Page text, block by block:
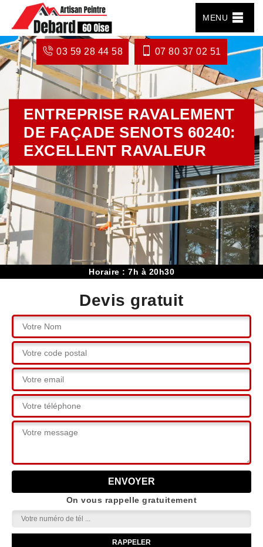
MENU
03 59 28 44 58 07 80 37 02 51
ENTREPRISE RAVALEMENT
DE FAÇADE SENOTS 60240:
EXCELLENT RAVALEUR
Horaire : 7h à 20h30
Devis gratuit
On vous rappelle gratuitement